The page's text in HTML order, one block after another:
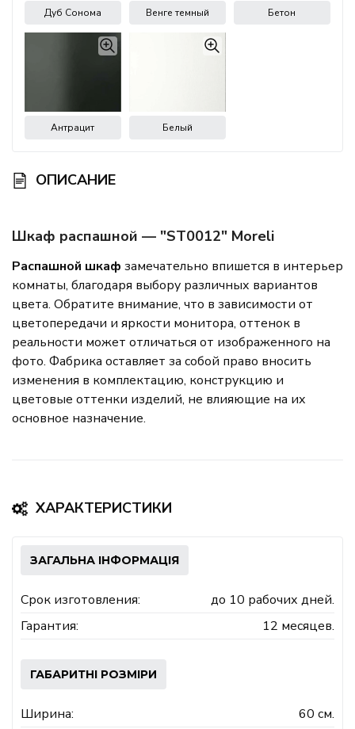
Дуб Сонома Венге темный Бетон
Антрацит Белый
ОПИСАНИЕ
Шкаф распашной — "ST0012" Moreli
Распашной шкаф замечательно впишется в интерьер
комнаты, благодаря выбору различных вариантов
цвета. Обратите внимание, что в зависимости от
цветопередачи и яркости монитора, оттенок в
реальности может отличаться от изображенного на
фото. Фабрика оставляет за собой право вносить
изменения в комплектацию, конструкцию и
цветовые оттенки изделий, не влияющие на их
основное назначение.
ХАРАКТЕРИСТИКИ
ЗАГАЛЬНА ІНФОРМАЦІЯ
Срок изготовления:
до 10 рабочих дней.
Гарантия:
12 месяцев.
ГАБАРИТНІ РОЗМІРИ
Ширина: 60 см.